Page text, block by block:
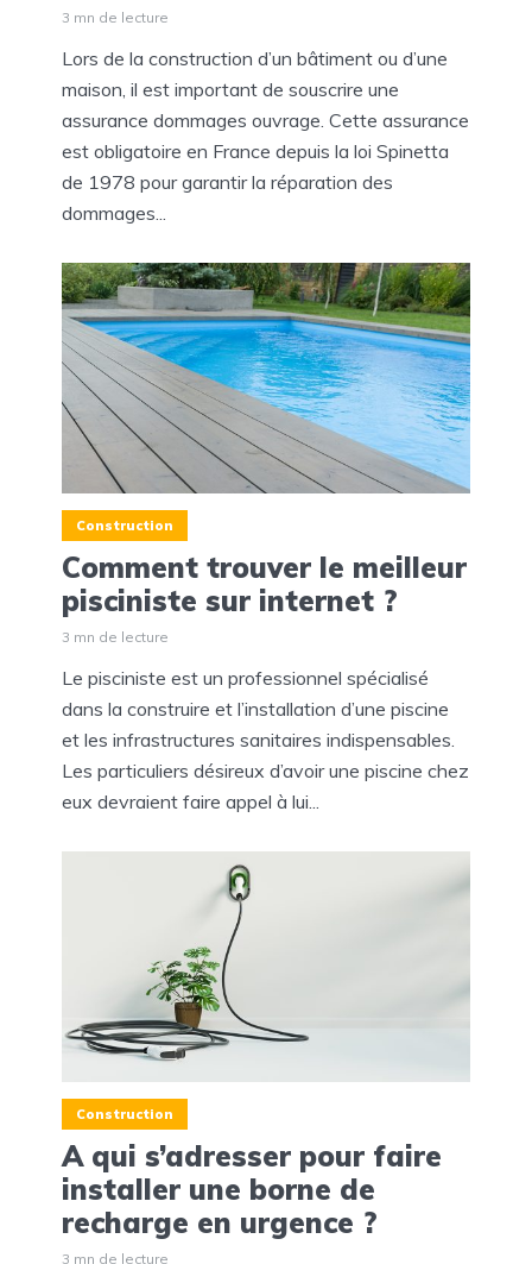
3 mn de lecture
Lors de la construction d’un bâtiment ou d’une
maison, il est important de souscrire une
assurance dommages ouvrage. Cette assurance
est obligatoire en France depuis la loi Spinetta
de 1978 pour garantir la réparation des
dommages...
Construction
Comment trouver le meilleur
pisciniste sur internet ?
3 mn de lecture
Le pisciniste est un professionnel spécialisé
dans la construire et l’installation d’une piscine
et les infrastructures sanitaires indispensables.
Les particuliers désireux d’avoir une piscine chez
eux devraient faire appel à lui...
Construction
A qui s’adresser pour faire
installer une borne de
recharge en urgence ?
3 mn de lecture